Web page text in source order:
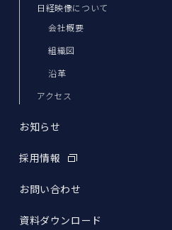
日経映像について
会社概要
組織図
沿革
アクセス
お知らせ
採用情報
お問い合わせ
資料ダウンロード